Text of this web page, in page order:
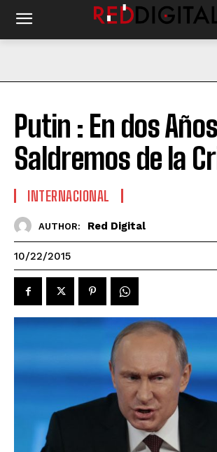
Putin : En dos Años
Saldremos de la
INTERNACIONAL
AUTHOR: Red Digital
10/22/2015